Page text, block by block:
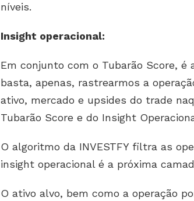
níveis.
Insight operacional:
Em conjunto com o Tubarão Score,
basta, apenas, rastrearmos a
ativo, mercado e upsides do trade
Tubarão Score e do Insight
O algoritmo da INVESTFY filtra as
insight operacional é a próxima
O ativo alvo, bem como a operação